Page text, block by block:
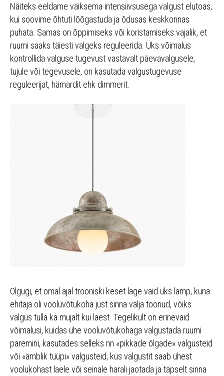
Näiteks eeldame väiksema intensiivsusega valgust elutoas,
kui soovime õhtuti lõõgastuda ja õdusas keskkonnas
puhata. Samas on õppimiseks või koristamiseks vajalik, et
ruumi saaks täiesti valgeks reguleerida. Üks võimalus
kontrollida valguse tugevust vastavalt päevavalgusele,
tujule või tegevusele, on kasutada valgustugevuse
reguleerijat, hämardit ehk dimmerit.
Olgugi, et omal ajal trooniski keset lage vaid üks lamp, kuna
ehitaja oli vooluvõtukoha just sinna välja toonud, võiks
valgus tulla ka mujalt kui laest. Tegelikult on erinevaid
võimalusi, kuidas ühe vooluvõtukohaga valgustada ruumi
paremini, kasutades selleks nn «pikkade õlgade» valgusteid
või «ämblik tüüpi» valgusteid, kus valgustit saab ühest
voolukohast laele või seinale harali jaotada ja täpselt sinna